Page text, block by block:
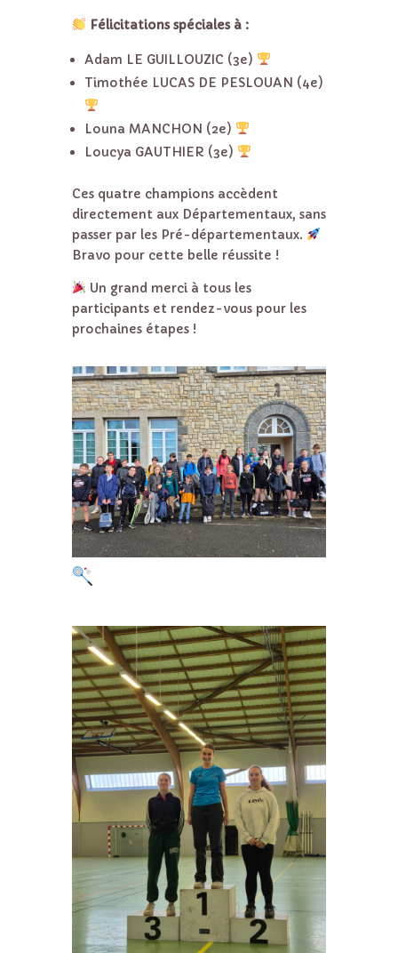
Félicitations spéciales à :
Adam LE GUILLOUZIC (3e)
Timothée LUCAS DE PESLOUAN (4e)
Louna MANCHON (2e)
Loucya GAUTHIER (3e)
Ces quatre champions accèdent
directement aux Départementaux, sans
passer par les Pré-départementaux.
Bravo pour cette belle réussite !
Un grand merci à tous les
participants et rendez-vous pour les
prochaines étapes !